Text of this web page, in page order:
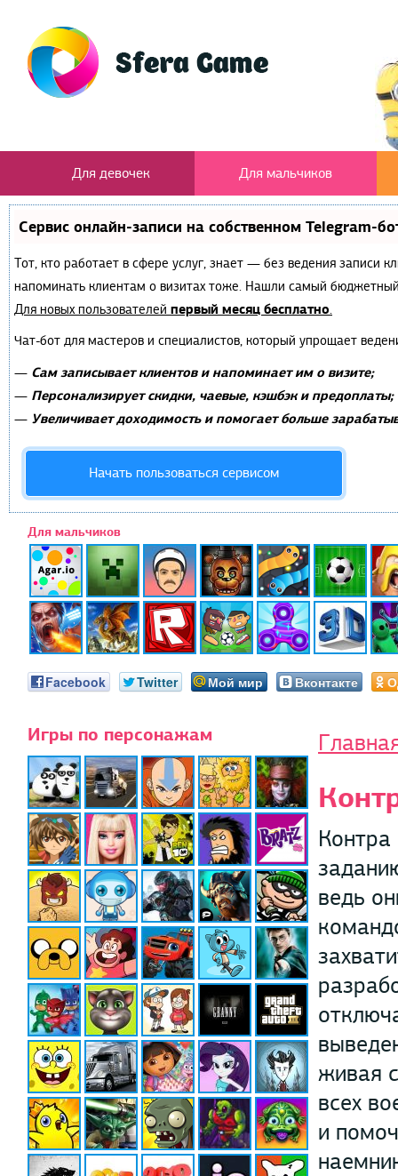
Для девочек Для мальчиков
Сервис онлайн-записи на собственном Telegram-
Тот, кто работает в сфере услуг, знает — без ведения записи
напоминать клиентам о визитах тоже. Нашли самый
Для новых пользователей первый месяц бесплатно.
Чат-бот для мастеров и специалистов, который упрощает
— Сам записывает клиентов и напоминает им о визите;
— Персонализирует скидки, чаевые, кэшбэк и предоплаты;
— Увеличивает доходимость и помогает больше
Начать пользоваться сервисом
Для мальчиков
Facebook Twitter Мой мир Вконтакте
Игры по персонажам
ведь
живая
всех
и